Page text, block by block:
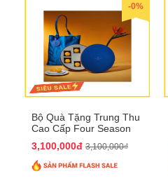
-0%
Bộ Quà Tặng Trung Thu
Cao Cấp Four Season
3,100,000đ 3,100,000₫